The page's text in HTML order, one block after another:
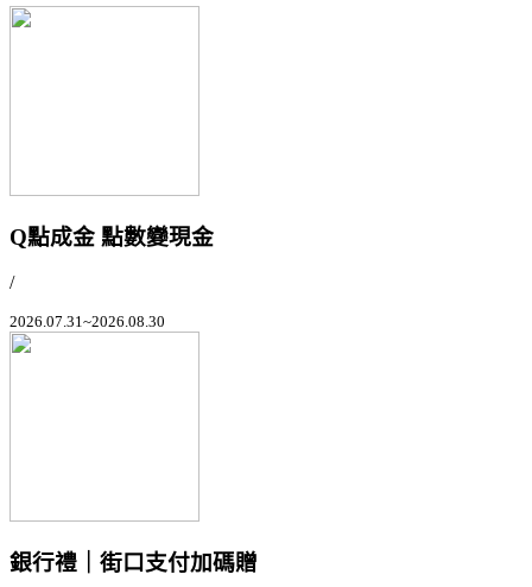
Q點成金 點數變現金
/
2026.07.31~2026.08.30
銀行禮｜街口支付加碼贈